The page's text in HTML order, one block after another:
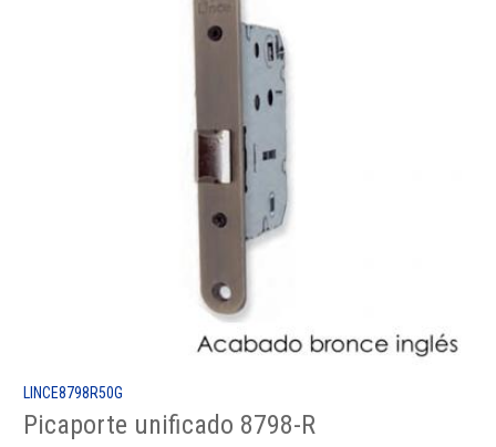
LINCE8798R50G
Picaporte unificado 8798-R